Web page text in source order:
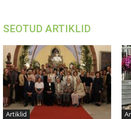
SEOTUD ARTIKLID
Artiklid